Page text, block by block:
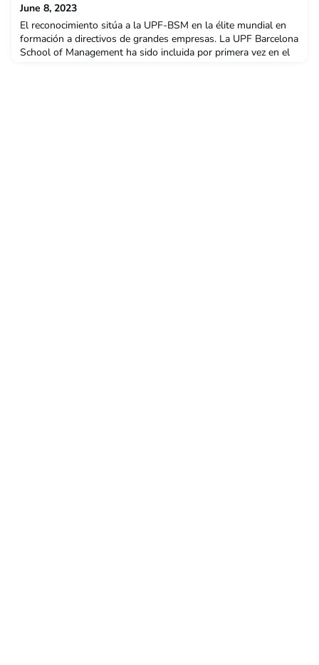
June 8, 2023
El reconocimiento sitúa a la UPF-BSM en la élite mundial en
formación a directivos de grandes empresas. La UPF Barcelona
School of Management ha sido incluida por primera vez en el